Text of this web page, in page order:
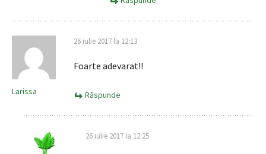
Larissa
26 iulie 2017 la 12:13
Foarte adevarat!!
Răspunde
26 iulie 2017 la 12:25